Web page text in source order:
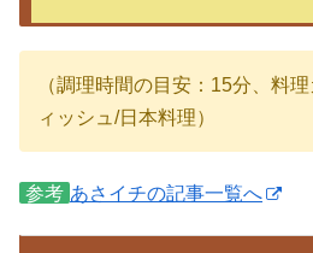
（調理時間の目安：15分、料
ィッシュ/日本料理）
参考 あさイチの記事一覧へ